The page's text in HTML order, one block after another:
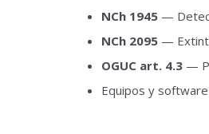
NCh 1945 —
NCh 2095 —
OGUC art. 4.3 —
Equipos y